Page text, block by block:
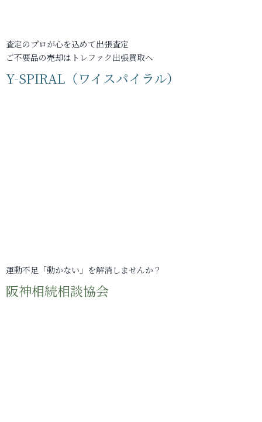
査定のプロが心を込めて出張査定
ご不要品の売却はトレファク出張買取へ
Y-SPIRAL（ワイスパイラル）
運動不足「動かない」を解消しませんか？
阪神相続相談協会